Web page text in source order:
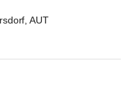
AUT